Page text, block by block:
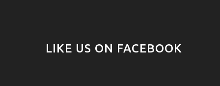
LIKE US ON FACEBOOK